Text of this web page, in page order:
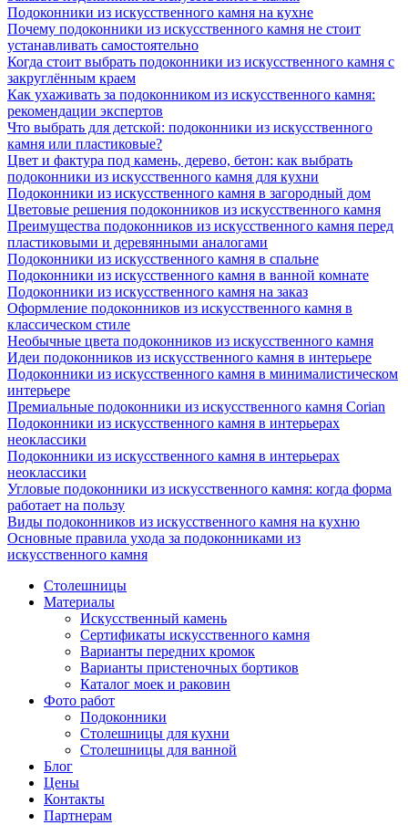
Подоконники из искусственного камня на кухне
Почему подоконники из искусственного камня не стоит
устанавливать самостоятельно
Когда стоит выбрать подоконники из искусственного камня с
закруглённым краем
Как ухаживать за подоконником из искусственного камня:
рекомендации экспертов
Что выбрать для детской: подоконники из искусственного
камня или пластиковые?
Цвет и фактура под камень, дерево, бетон: как выбрать
подоконники из искусственного камня для кухни
Подоконники из искусственного камня в загородный дом
Цветовые решения подоконников из искусственного камня
Преимущества подоконников из искусственного камня перед
пластиковыми и деревянными аналогами
Подоконники из искусственного камня в спальне
Подоконники из искусственного камня в ванной комнате
Подоконники из искусственного камня на заказ
Оформление подоконников из искусственного камня в
классическом стиле
Необычные цвета подоконников из искусственного камня
Идеи подоконников из искусственного камня в интерьере
Подоконники из искусственного камня в минималистическом
интерьере
Премиальные подоконники из искусственного камня Corian
Подоконники из искусственного камня в интерьерах
неоклассики
Подоконники из искусственного камня в интерьерах
неоклассики
Угловые подоконники из искусственного камня: когда форма
работает на пользу
Виды подоконников из искусственного камня на кухню
Основные правила ухода за подоконниками из
искусственного камня
Столешницы
Материалы
Искусственный камень
Сертификаты искусственного камня
Варианты передних кромок
Варианты пристеночных бортиков
Каталог моек и раковин
Фото работ
Подоконники
Столешницы для кухни
Столешницы для ванной
Блог
Цены
Контакты
Партнерам